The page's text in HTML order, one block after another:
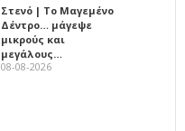
Στενό | Το Μαγεμένο
Δέντρο… μάγεψε
μικρούς και
μεγάλους…
08-08-2026